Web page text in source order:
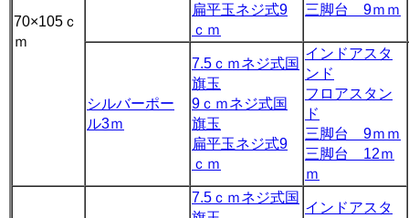
70×105ｃ
ｍ
扁平玉ネジ式9
ｃｍ
三脚台 9ｍｍ
シルバーポー
ル3ｍ
7.5ｃｍネジ式国
旗玉
9ｃｍネジ式国
旗玉
扁平玉ネジ式9
ｃｍ
インドアスタ
ンド
フロアスタン
ド
三脚台 9ｍｍ
三脚台 12ｍ
ｍ
7.5ｃｍネジ式国
インドアスタ